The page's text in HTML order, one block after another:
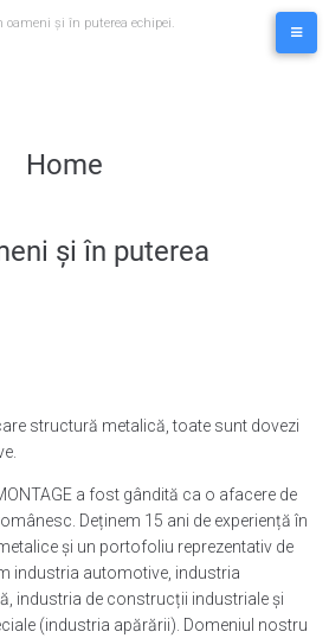
oameni și în puterea echipei.
Home
și în puterea
structură metalică, toate sunt dovezi
a fost gândită ca o afacere de
Deținem 15 ani de experiență în
și un portofoliu reprezentativ de
industria automotive, industria
industria de construcții industriale și
(industria apărării). Domeniul nostru